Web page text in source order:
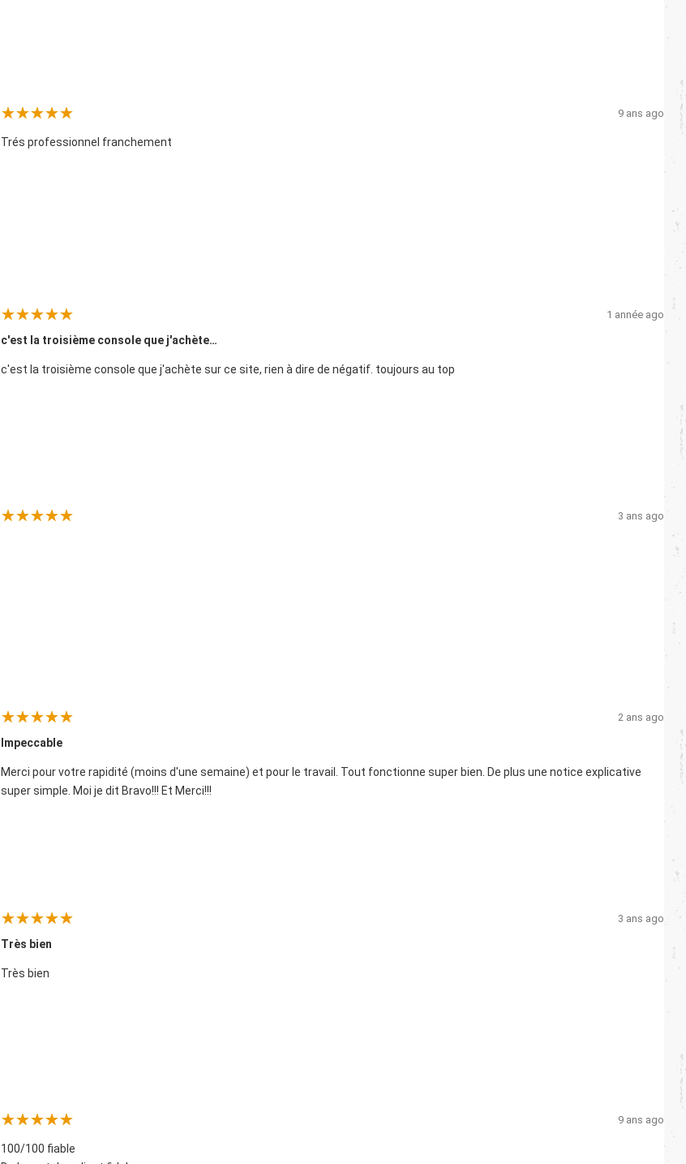
9 ans ago
Trés professionnel franchement
1 année ago
c'est la troisième console que j'achète…
c'est la troisième console que j'achète sur ce site, rien à dire de négatif. toujours au top
3 ans ago
2 ans ago
Impeccable
Merci pour votre rapidité (moins d'une semaine) et pour le travail. Tout fonctionne super bien. De plus une notice explicative
super simple. Moi je dit Bravo!!! Et Merci!!!
3 ans ago
Très bien
Très bien
9 ans ago
100/100 fiable